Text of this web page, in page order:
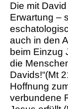
Die mit
Erwartung –
auch in den
beim Einzug
die
Davids!“(Mt
Hoffnung
verbundene